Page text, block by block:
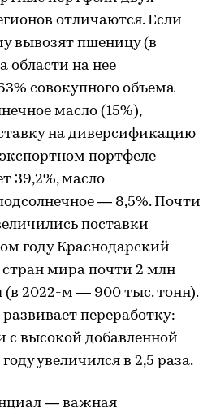
отличаются. Если
вывозят пшеницу (в
области на нее
совокупного объема
масло (15%),
на диверсификацию
портфеле
39,2%, масло
— 8,5%. Почти
поставки
году Краснодарский
стран мира почти 2 млн
(в 2022-м — 900 тыс. тонн).
переработку:
с высокой добавленной
увеличился в 2,5 раза.
— важная